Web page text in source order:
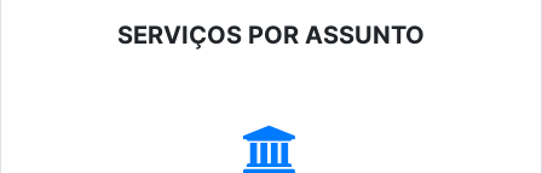
SERVIÇOS POR ASSUNTO